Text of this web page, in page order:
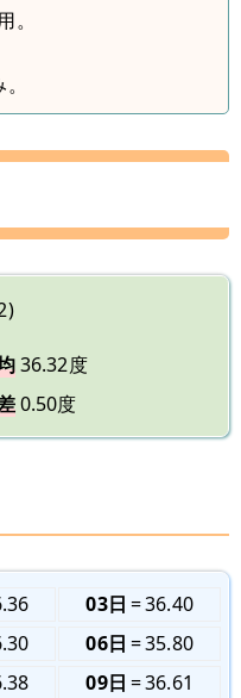
。
36.32度
0.50度
03日
36.40
06日
35.80
09日
36.61